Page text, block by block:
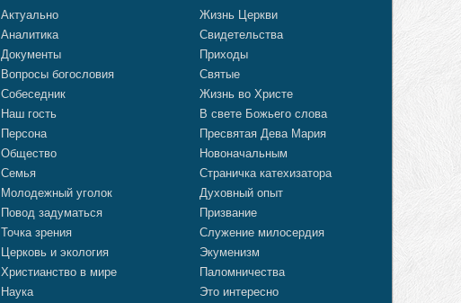
Актуально
Аналитика
Документы
Вопросы богословия
Собеседник
Наш гость
Персона
Общество
Семья
Молодежный уголок
Повод задуматься
Точка зрения
Церковь и экология
Христианство в мире
Наука
Жизнь Церкви
Свидетельства
Приходы
Святые
Жизнь во Христе
В свете Божьего слова
Пресвятая Дева Мария
Новоначальным
Страничка катехизатора
Духовный опыт
Призвание
Служение милосердия
Экуменизм
Паломничества
Это интересно